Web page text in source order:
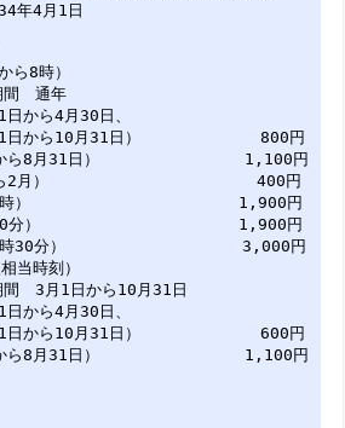
昭和34年4月1日
及び使用料金
相当時刻から8時）
利用可能期間 通年
間（3月1日から4月30日、
10月31日） 800円
月1日から8月31日） 1,100円
（11月から2月） 400円
分から12時） 1,900円
ら16時30分） 1,900円
から16時30分） 3,000円
ら日の入相当時刻）
能期間 3月1日から10月31日
間（3月1日から4月30日、
10月31日） 600円
月1日から8月31日） 1,100円